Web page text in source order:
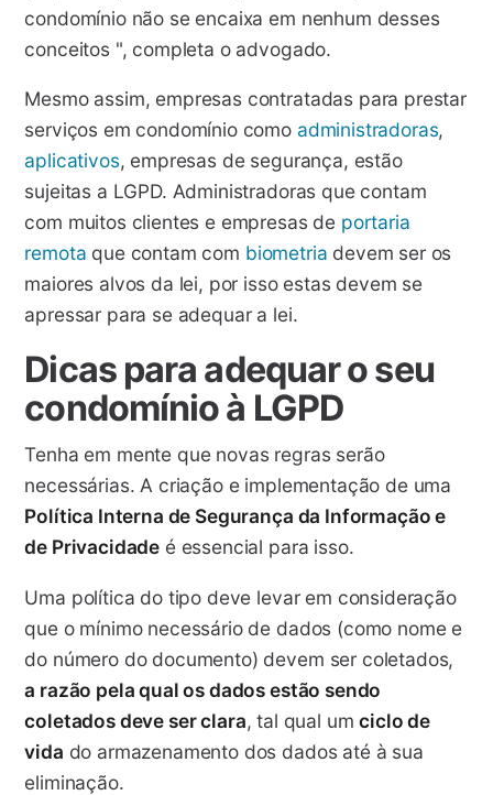
condomínio não se encaixa em nenhum desses
conceitos ", completa o advogado.
Mesmo assim, empresas contratadas para prestar
serviços em condomínio como administradoras,
aplicativos, empresas de segurança, estão
sujeitas a LGPD. Administradoras que contam
com muitos clientes e empresas de portaria
remota que contam com biometria devem ser os
maiores alvos da lei, por isso estas devem se
apressar para se adequar a lei.
Dicas para adequar o seu
condomínio à LGPD
Tenha em mente que novas regras serão
necessárias. A criação e implementação de uma
Política Interna de Segurança da Informação e
de Privacidade é essencial para isso.
Uma política do tipo deve levar em consideração
que o mínimo necessário de dados (como nome e
do número do documento) devem ser coletados,
a razão pela qual os dados estão sendo
coletados deve ser clara, tal qual umciclo de
vida do armazenamento dos dados até à sua
eliminação.